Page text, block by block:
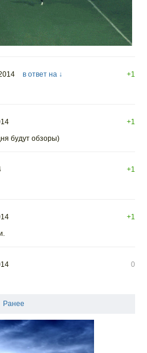
в ответ на ↓
+1
+1
будут обзоры)
+1
+1
0
Ранее